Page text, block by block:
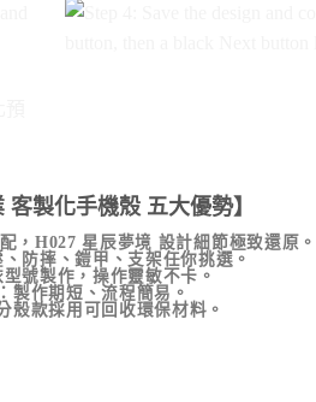
客製化手機殼 五大優勢】
， H027 星辰夢境 設計細節極致還原。
、防摔、鎧甲、支架任你挑選。
型號製作，操作靈敏不卡。
：製作期短、流程簡易。
殼款採用可回收環保材料。